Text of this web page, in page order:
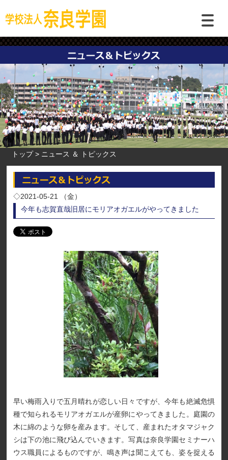
トップ ニュース ＆ トピックス
◇2021-05-21 （金）
今年も志賀直哉旧居にモリアオガエルがやってきました
早い梅雨入りで五月晴れが恋しい日々ですが、今年も絶滅危惧
種で知られるモリアオガエルが産卵にやってきました。庭園の
木に綿のような卵を産みます。そして、産まれたオタマジャク
シは下の池に飛び込んでいきます。写真は奈良学園セミナーハ
ウス職員によるものですが、鳴き声は聞こえても、姿を捉える